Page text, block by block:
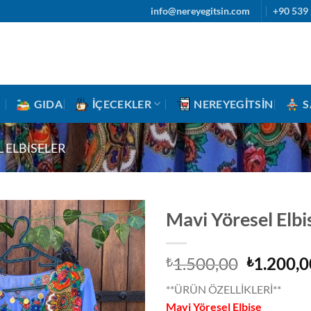
info@nereyegitsin.com +90 539
GIDA İÇECEKLER NEREYEGITSIN
ELBISELER
Mavi Yöresel
₺1.500,00 Orijinal
fiyat:
₺
**ÜRÜN ÖZELLİKLERİ**
Mavi Yöresel Elbise